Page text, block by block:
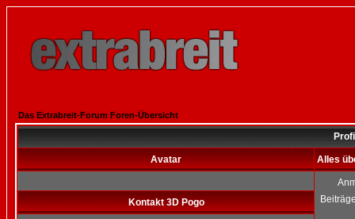
Das Extrabreit-Forum Foren-Übersicht
Avatar Alles
Kontakt 3D Pogo